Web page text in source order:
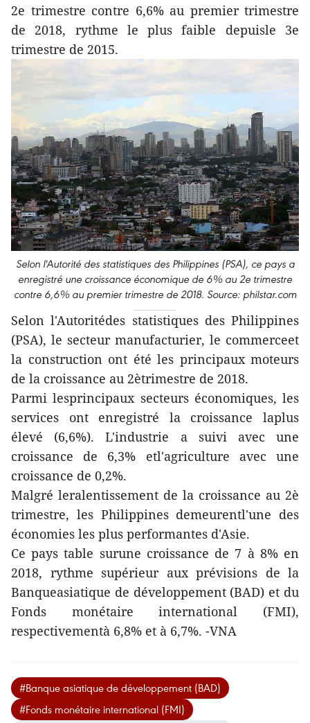
2e trimestre contre 6,6% au premier trimestre
de 2018, rythme le plus faible depuisle 3e
trimestre de 2015.
Selon l'Autorité des statistiques des Philippines (PSA), ce pays a
enregistré une croissance économique de 6% au 2e trimestre
contre 6,6% au premier trimestre de 2018. Source: philstar.com
Selon l'Autoritédes statistiques des Philippines
(PSA), le secteur manufacturier, le commerceet
la construction ont été les principaux moteurs
de la croissance au 2ètrimestre de 2018.
Parmi lesprincipaux secteurs économiques, les
services ont enregistré la croissance laplus
élevé (6,6%). L'industrie a suivi avec une
croissance de 6,3% etl'agriculture avec une
croissance de 0,2%.
Malgré leralentissement de la croissance au 2è
trimestre, les Philippines demeurentl'une des
économies les plus performantes d'Asie.
Ce pays table surune croissance de 7 à 8% en
2018, rythme supérieur aux prévisions de la
Banqueasiatique de développement (BAD) et du
Fonds monétaire international (FMI),
respectivementà 6,8% et à 6,7%. -VNA
#Banque asiatique de développement (BAD)
#Fonds monétaire international (FMI)